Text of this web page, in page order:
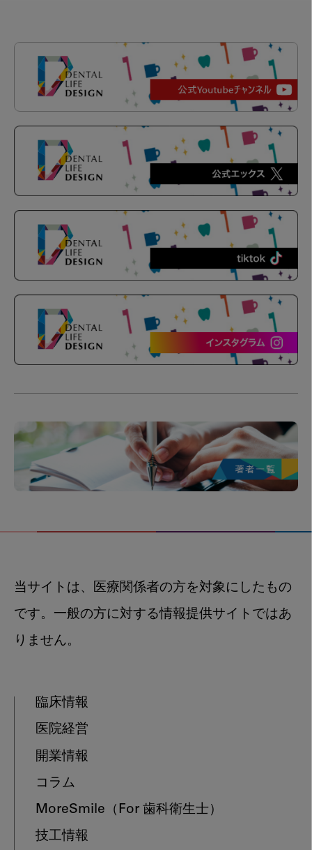
当サイトは、医療関係者の方を対象にしたもの
です。一般の方に対する情報提供サイトではあ
りません。
臨床情報
医院経営
開業情報
コラム
MoreSmile （For 歯科衛生士）
技工情報